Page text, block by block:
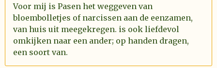
Voor mij is Pasen het weggeven van
bloembolletjes of narcissen aan de eenzamen,
van huis uit meegekregen. is ook liefdevol
omkijken naar een ander; op handen dragen,
een soort van.